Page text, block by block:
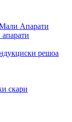
Апарати
решоа
скари